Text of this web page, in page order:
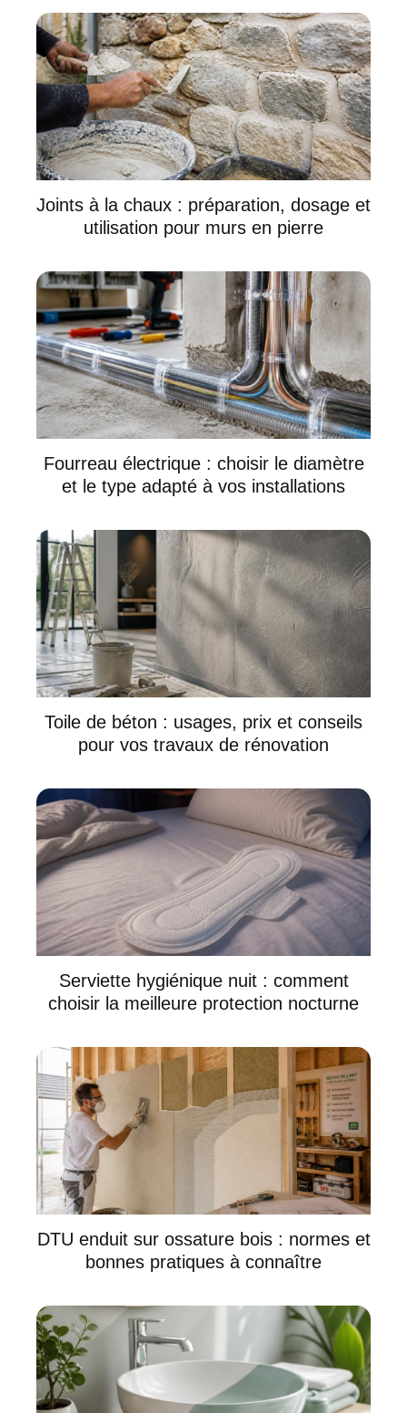
Joints à la chaux : préparation, dosage et
utilisation pour murs en pierre
Fourreau électrique : choisir le diamètre
et le type adapté à vos installations
Toile de béton : usages, prix et conseils
pour vos travaux de rénovation
Serviette hygiénique nuit : comment
choisir la meilleure protection nocturne
DTU enduit sur ossature bois : normes et
bonnes pratiques à connaître